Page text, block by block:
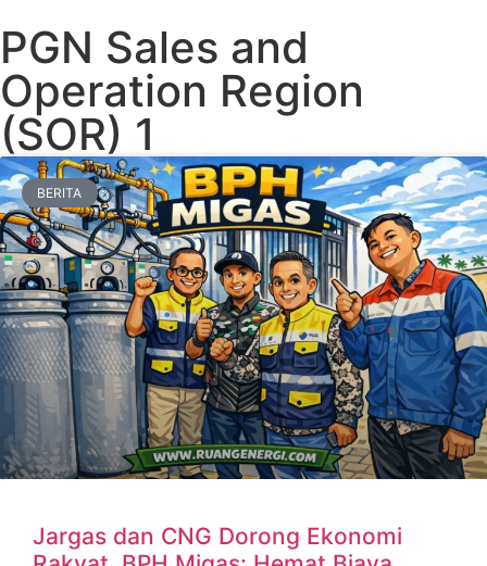
PGN Sales and
Operation Region
(SOR) 1
BERITA
Jargas dan CNG Dorong Ekonomi